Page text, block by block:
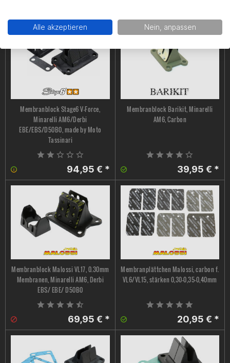
Membranblock Stage6 V-Force,
Minarelli AM6/Derbi
EBE/EBS/D50B0, made by Moto
Tassinari
94,95 € *
Membranblock Barikit, Minarelli
AM6, Carbon
39,95 € *
Membranblock Malossi VL17, 0.30mm
Membranen, Minarelli AM6, Derbi
EBS/ EBE/ D50B0
69,95 € *
Membranplättchen Malossi, carbon f.
VL6/VL15, stärken 0,30-0,35-0,40mm
20,95 € *
Alle akzeptieren Nein, anpassen